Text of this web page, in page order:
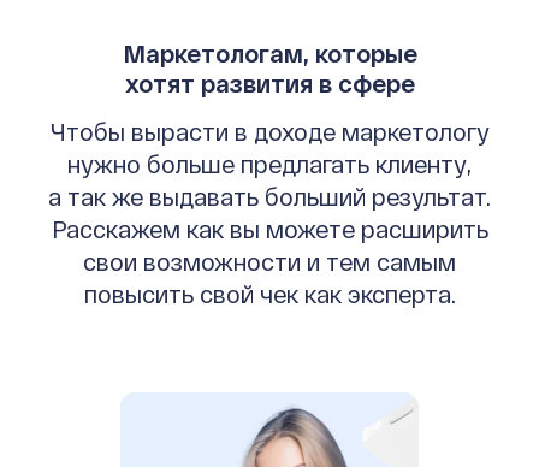
Маркетологам, которые
хотят развития в сфере
Чтобы вырасти в доходе маркетологу
нужно больше предлагать клиенту,
а так же выдавать больший результат.
Расскажем как вы можете расширить
свои возможности и тем самым
повысить свой чек как эксперта.